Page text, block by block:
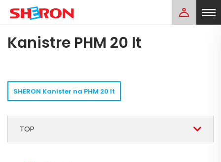
Kanistre PHM 20 lt
TOP
SHERON Kanister na PHM 20 lt